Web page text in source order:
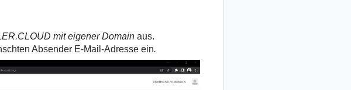
mit eigener Domain aus.
Absender E-Mail-Adresse ein.